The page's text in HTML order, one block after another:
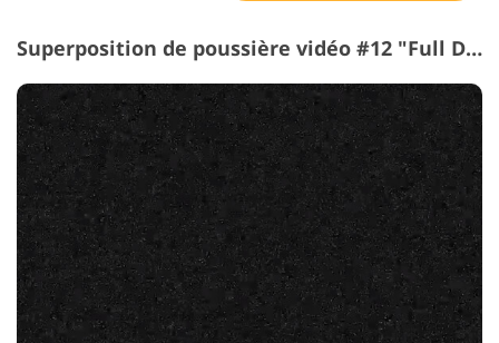
Superposition de poussière vidéo #12 "Full Darkness"